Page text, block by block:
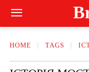
HOME TAGS